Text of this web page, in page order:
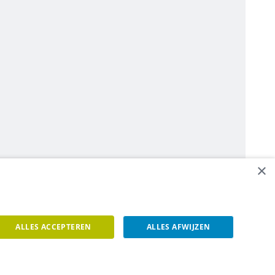
contact op.
×
ALLES ACCEPTEREN ALLES AFWIJZEN